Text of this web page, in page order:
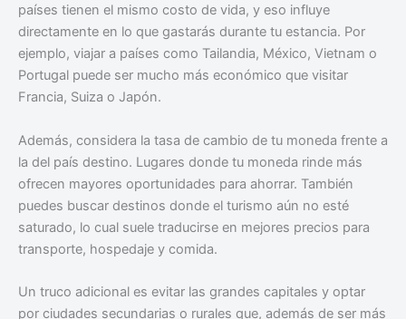
países tienen el mismo costo de vida, y eso influye
directamente en lo que gastarás durante tu estancia. Por
ejemplo, viajar a países como Tailandia, México, Vietnam o
Portugal puede ser mucho más económico que visitar
Francia, Suiza o Japón.
Además, considera la tasa de cambio de tu moneda frente a
la del país destino. Lugares donde tu moneda rinde más
ofrecen mayores oportunidades para ahorrar. También
puedes buscar destinos donde el turismo aún no esté
saturado, lo cual suele traducirse en mejores precios para
transporte, hospedaje y comida.
Un truco adicional es evitar las grandes capitales y optar
por ciudades secundarias o rurales que, además de ser más